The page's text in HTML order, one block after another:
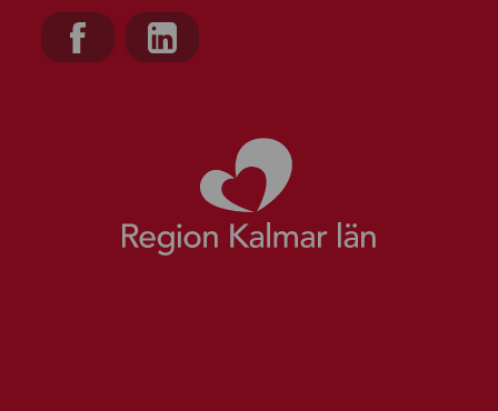
Besök oss på, Facebook
Besök oss på, Linkedin